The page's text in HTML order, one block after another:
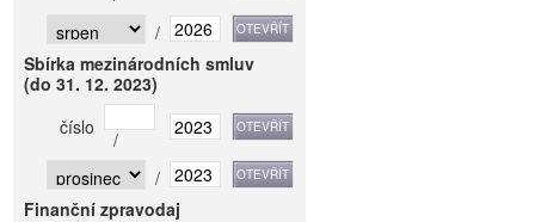
/
Sbírka mezinárodních smluv
(do 31. 12. 2023)
číslo
/
/
Finanční zpravodaj